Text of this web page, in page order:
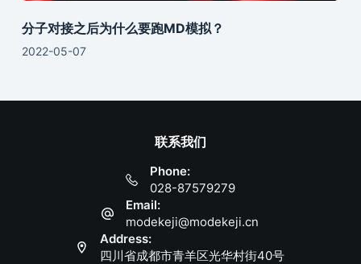
分子对接之后为什么要跑MD模拟？
2022-05-07
联系我们
Phone:
028-87579279
Email:
modekeji@modekeji.cn
Address:
四川省成都市青羊区光华村街40号